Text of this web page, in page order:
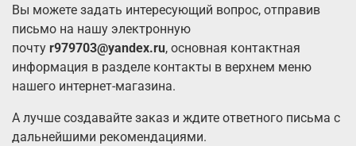
Вы можете задать интересующий вопрос, отправив
письмо на нашу электронную
почту r979703@yandex.ru, основная контактная
информация в разделе контакты в верхнем меню
нашего интернет-магазина.
А лучше создавайте заказ и ждите ответного письма с
дальнейшими рекомендациями.